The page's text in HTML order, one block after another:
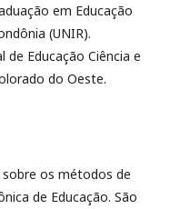
em Educação
(UNIR).
Educação Ciência e
do Oeste.
os métodos de
de Educação. São